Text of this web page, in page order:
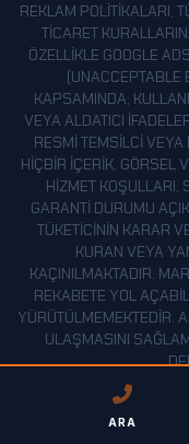
REKLAM POLITIKALARI,
TICARET
ÖZELLIKLE GOOGLE
(UNACCEPTABLE
KAPSAMINDA;
VEYA ALDATICI
RESMI TEMSILCI
HIÇBIR IÇERIK, GÖRSEL
HIZMET KOŞULLARI,
GARANTI DURUMU
TÜKETICININ KARAR
KURAN VEYA
KAÇINILMAKTADIR.
REKABETE YOL
YÜRÜTÜLMEMEKTEDIR.
ULAŞMASINI
YASAL
BAĞIMSIZ BIR ÖZEL
ARA